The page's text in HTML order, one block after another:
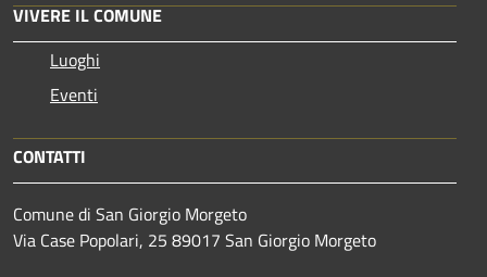
VIVERE IL COMUNE
Luoghi
Eventi
CONTATTI
Comune di San Giorgio Morgeto
Via Case Popolari, 25 89017 San Giorgio Morgeto